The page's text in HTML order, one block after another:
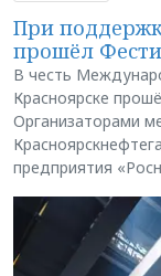
При
прошёл
В честь
Красноярске
Организаторами
предприятия